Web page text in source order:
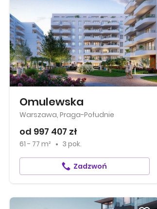
Omulewska
Warszawa, Praga-Południe
od 997 407 zł
61 - 77 m² 3 pok.
Zadzwoń